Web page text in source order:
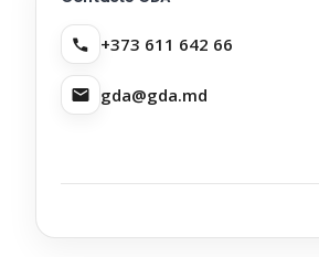
+373 611 642 66
gda@gda.md